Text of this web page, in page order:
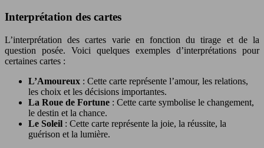
Interprétation des cartes
L’interprétation des cartes varie en fonction du tirage et de la
question posée. Voici quelques exemples d’interprétations pour
certaines cartes :
L’Amoureux : Cette carte représente l’amour, les relations,
les choix et les décisions importantes.
La Roue de Fortune : Cette carte symbolise le changement,
le destin et la chance.
Le Soleil : Cette carte représente la joie, la réussite, la
guérison et la lumière.